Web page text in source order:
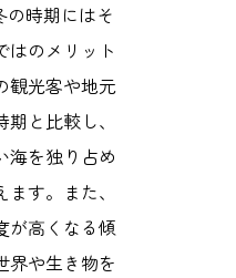
の時期にはそ
はのメリット
観光客や地元
と比較し、
海を独り占め
す。また、
が高くなる傾
界や生き物を